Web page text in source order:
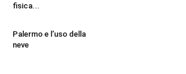
fisica...
Palermo e l’uso della
neve